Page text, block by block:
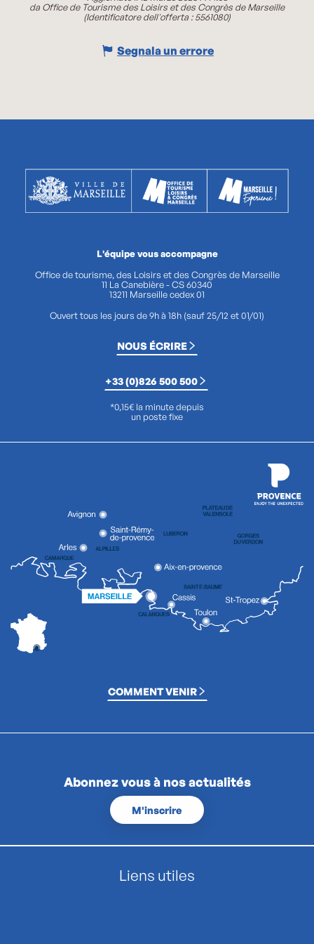
da Office de Tourisme des Loisirs et des Congrès de Marseille
(Identificatore dell'offerta :5561080)
Segnala un errore
L'équipe vous accompagne
Office de tourisme, des Loisirs et des Congrès de Marseille
11 La Canebière - CS 60340
13211 Marseille cedex 01
Ouvert tous les jours de 9h à 18h (sauf 25/12 et 01/01)
NOUS ÉCRIRE
+33 (0)826 500 500
*0,15€ la minute depuis
un poste fixe
COMMENT VENIR
Abonnez vous à nos actualités
M'inscrire
Liens utiles